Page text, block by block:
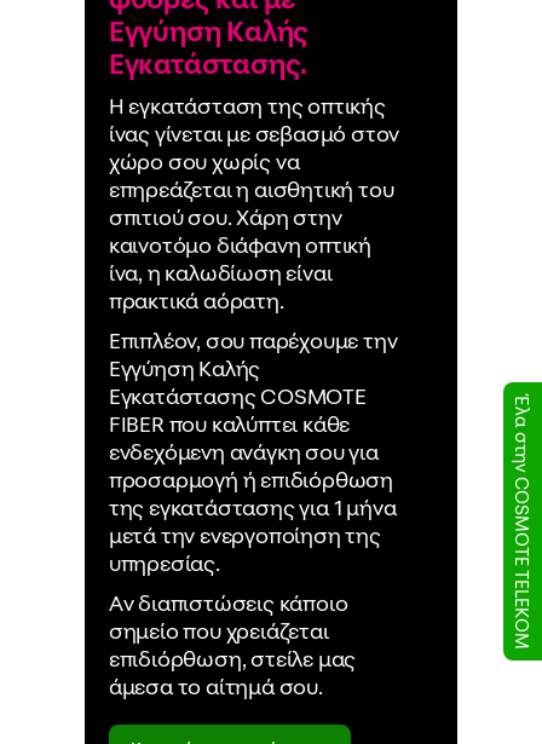
Έλα στην COSMOTE TELEKOM